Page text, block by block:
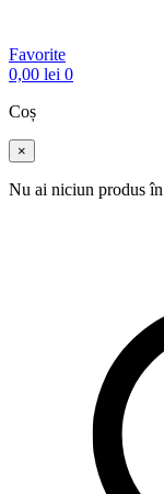
Favorite
0,00 lei 0
Coș
×
Nu ai niciun produs în